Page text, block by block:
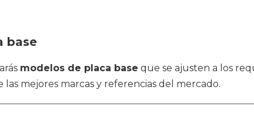
base
modelos de placa base que se ajusten a los
mejores marcas y referencias del mercado.